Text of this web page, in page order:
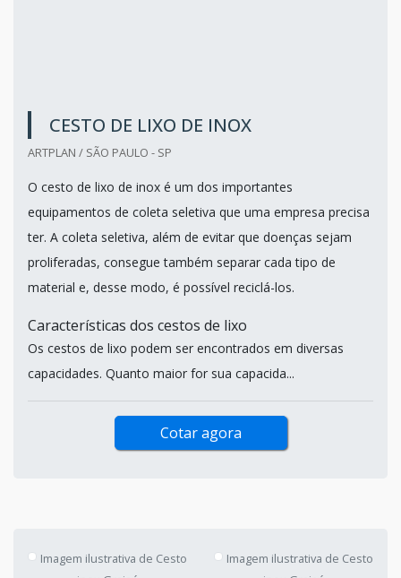
CESTO DE LIXO DE INOX
ARTPLAN / SÃO PAULO - SP
O cesto de lixo de inox é um dos importantes
equipamentos de coleta seletiva que uma empresa precisa
ter. A coleta seletiva, além de evitar que doenças sejam
proliferadas, consegue também separar cada tipo de
material e, desse modo, é possível reciclá-los.
Características dos cestos de lixo
Os cestos de lixo podem ser encontrados em diversas
capacidades. Quanto maior for sua capacida...
Cotar agora
Imagem ilustrativa de Cesto
Imagem ilustrativa de Cesto